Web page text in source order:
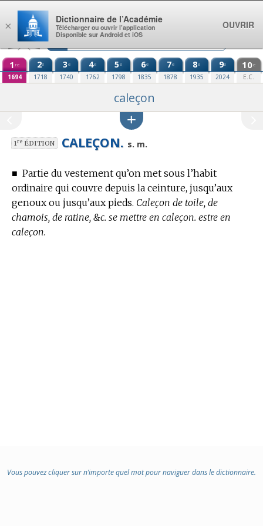
Aller au contenu
1 re
1694
2e
1718
3e
1740
4e
1762
5e
1798
6e
1835
7e
1878
8e
1935
9e
2024
10e
E.C.
caleçon
1reÉDITION CALEÇON. s. m.
■ Partie du vestement qu’on met sous l’habit
ordinaire qui couvre depuis la ceinture, jusqu’aux
genoux ou jusqu’aux pieds. Caleçon de toile, de
chamois, de ratine, &c. se mettre en caleçon. estre en
caleçon.
Vous pouvez cliquer sur n’importe quel mot pour naviguer dans le dictionnaire.
×
Dictionnaire de l’Académie
Télécharger ou ouvrir l’application
Disponible sur Android et iOS
OUVRIR